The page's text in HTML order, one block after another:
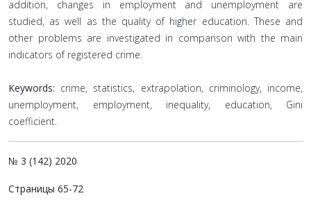
addition, changes in employment and unemployment are
studied, as well as the quality of higher education. These and
other problems are investigated in comparison with the main
indicators of registered crime.
Keywords: crime, statistics, extrapolation, criminology, income,
unemployment, employment, inequality, education, Gini
coefficient.
№ 3 (142) 2020
Страницы 65-72